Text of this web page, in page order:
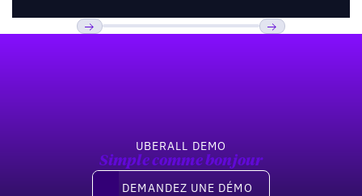
UBERALL DEMO
Simple comme bonjour
Demandez une démo
DEMANDEZ UNE DÉMO